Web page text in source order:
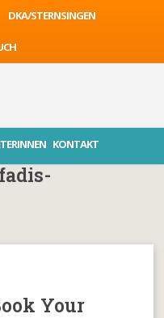
DKA/STERNSINGEN
KONTAKT
Your